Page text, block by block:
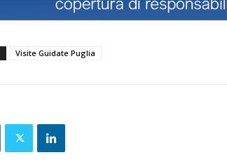
Visite Guidate Puglia